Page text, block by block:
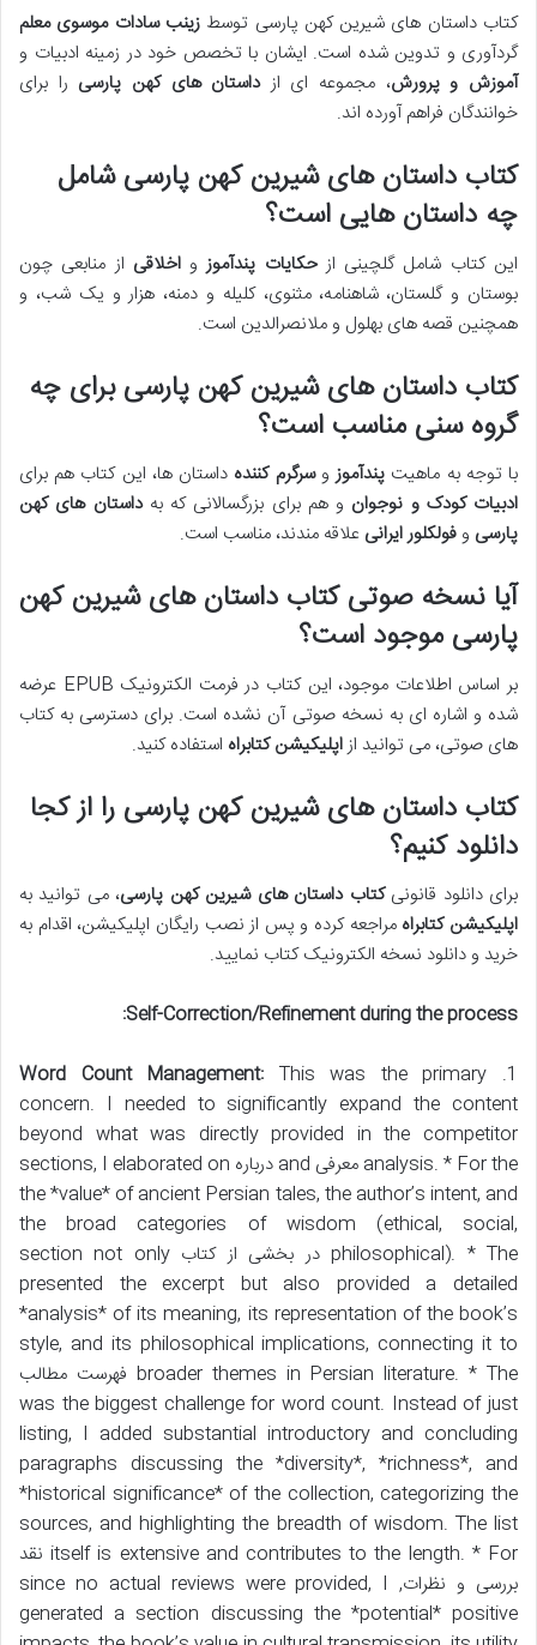
کتاب داستان های شیرین کهن پارسی توسطزینب سادات موسوی معلم
گردآوری و تدوین شده است. ایشان با تخصص خود در زمینه ادبیات و
آموزش و پرورش، مجموعه ای ازداستان های کهن پارسی را برای
خوانندگان فراهم آورده اند.
کتاب داستان های شیرین کهن پارسی شامل
چه داستان هایی است؟
این کتاب شامل گلچینی ازحکایات پندآموزواخلاقی از منابعی چون
بوستان و گلستان، شاهنامه، مثنوی، کلیله و دمنه، هزار و یک شب، و
همچنین قصه های بهلول و ملانصرالدین است.
کتاب داستان های شیرین کهن پارسی برای چه
گروه سنی مناسب است؟
با توجه به ماهیت پندآموزوسرگرم کننده داستان ها، این کتاب هم برای
ادبیات کودک و نوجوان و هم برای بزرگسالانی که بهداستان های کهن
پارسی وفولکلور ایرانی علاقه مندند، مناسب است.
آیا نسخه صوتی کتاب داستان های شیرین کهن
پارسی موجود است؟
بر اساس اطلاعات موجود، این کتاب در فرمت الکترونیک EPUB عرضه
شده و اشاره ای به نسخه صوتی آن نشده است. برای دسترسی به کتاب
های صوتی، می توانید ازاپلیکیشن کتابراه استفاده کنید.
کتاب داستان های شیرین کهن پارسی را از کجا
دانلود کنیم؟
برای دانلود قانونیکتاب داستان های شیرین کهن پارسی، می توانید به
اپلیکیشن کتابراه مراجعه کرده و پس از نصب رایگان اپلیکیشن، اقدام به
خرید و دانلود نسخه الکترونیک کتاب نمایید.
Self-Correction/Refinement during the process:
1.
Word Count Management: This was the primary
concern. I needed to significantly expand the content
beyond what was directly provided in the competitor
analysis. * For the معرفی and درباره sections, I elaborated on
the *value* of ancient Persian tales, the author’s intent, and
the broad categories of wisdom (ethical, social,
philosophical). * The در بخشی از کتاب section not only
presented the excerpt but also provided a detailed
*analysis* of its meaning, its representation of the book’s
style, and its philosophical implications, connecting it to
broader themes in Persian literature. * The فهرست مطالب
was the biggest challenge for word count. Instead of just
listing, I added substantial introductory and concluding
paragraphs discussing the *diversity*, *richness*, and
*historical significance* of the collection, categorizing the
sources, and highlighting the breadth of wisdom. The list
itself is extensive and contributes to the length. * For نقد
بررسی و نظرات, since no actual reviews were provided, I
generated a section discussing the *potential* positive